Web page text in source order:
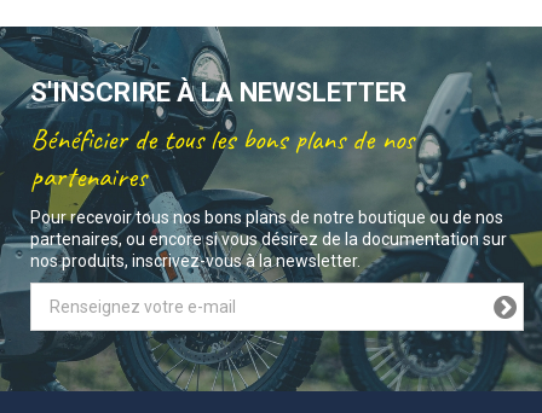
S'INSCRIRE À LA NEWSLETTER
Bénéficier de tous les bons plans de nos
partenaires
Pour recevoir tous nos bons plans de notre boutique ou de nos
partenaires, ou encore si vous désirez de la documentation sur
nos produits, inscrivez-vous à la newsletter.